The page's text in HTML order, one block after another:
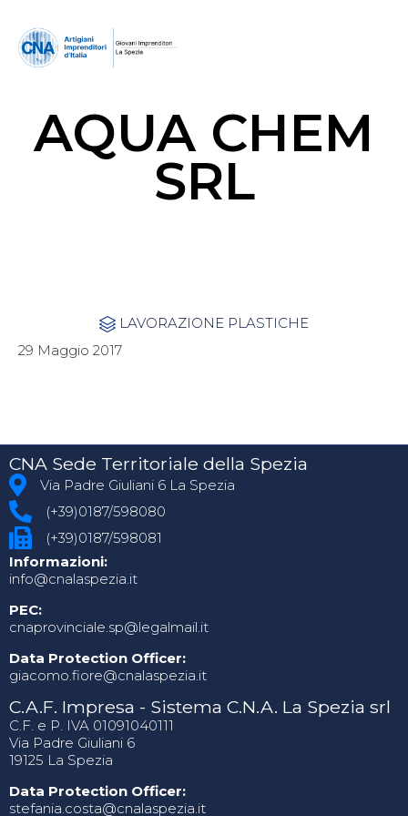
AQUA CHEM
SRL
 Category
LAVORAZIONE PLASTICHE
29 Maggio 2017
CNA Sede Territoriale della Spezia
Via Padre Giuliani 6 La Spezia
(+39)0187/598080
(+39)0187/598081
Informazioni:
info@cnalaspezia.it
PEC:
cnaprovinciale.sp@legalmail.it
Data Protection Officer:
giacomo.fiore@cnalaspezia.it
C.A.F. Impresa - Sistema C.N.A. La Spezia srl
C.F. e P. IVA 01091040111
Via Padre Giuliani 6
19125 La Spezia
Data Protection Officer:
stefania.costa@cnalaspezia.it